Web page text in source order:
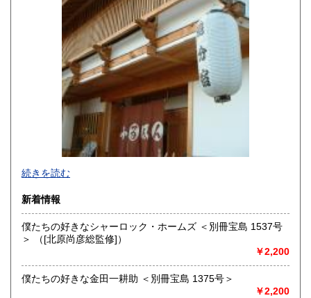
600円
追分コロニーは「豊かな暮らし」をテーマにした「村の古本
屋」です。人が精神的に豊かな生活を送るための 様々な遊び
的「衣・食・住、アート、音楽、旅、 趣味、健康、文芸、経
済、社会、哲学、政治」 等の幅広いテーマを扱います。
続きを読む
新着情報
僕たちの好きなシャーロック・ホームズ ＜別冊宝島 1537号
＞ （[北原尚彦総監修]）
￥2,200
僕たちの好きな金田一耕助 ＜別冊宝島 1375号＞
￥2,200